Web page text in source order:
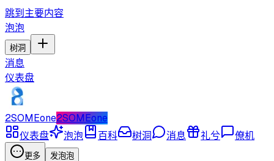
跳到主要内容
泡泡
树洞
消息
仪表盘
2SOMEone2SOMEone
仪表盘
泡泡 百科 树洞 消息 礼兮 僚机
更多 发泡泡